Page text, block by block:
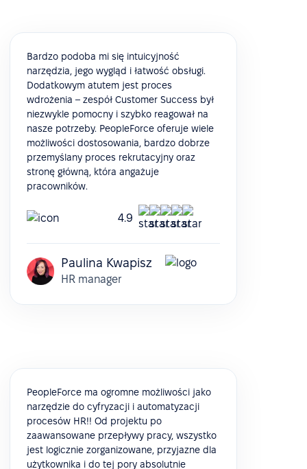
Bardzo podoba mi się intuicyjność
narzędzia, jego wygląd i łatwość obsługi.
Dodatkowym atutem jest proces
wdrożenia – zespół Customer Success był
niezwykle pomocny i szybko reagował na
nasze potrzeby. PeopleForce oferuje wiele
możliwości dostosowania, bardzo dobrze
przemyślany proces rekrutacyjny oraz
stronę główną, która angażuje
pracowników.
4.9
Paulina Kwapisz
HR manager
PeopleForce ma ogromne możliwości jako
narzędzie do cyfryzacji i automatyzacji
procesów HR!! Od projektu po
zaawansowane przepływy pracy, wszystko
jest logicznie zorganizowane, przyjazne dla
użytkownika i do tej pory absolutnie